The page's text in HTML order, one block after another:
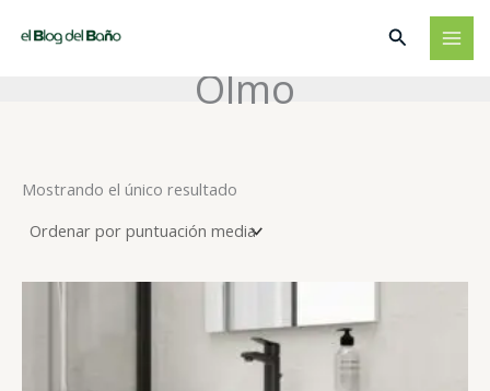
Buscar
Olmo
Mostrando el único resultado